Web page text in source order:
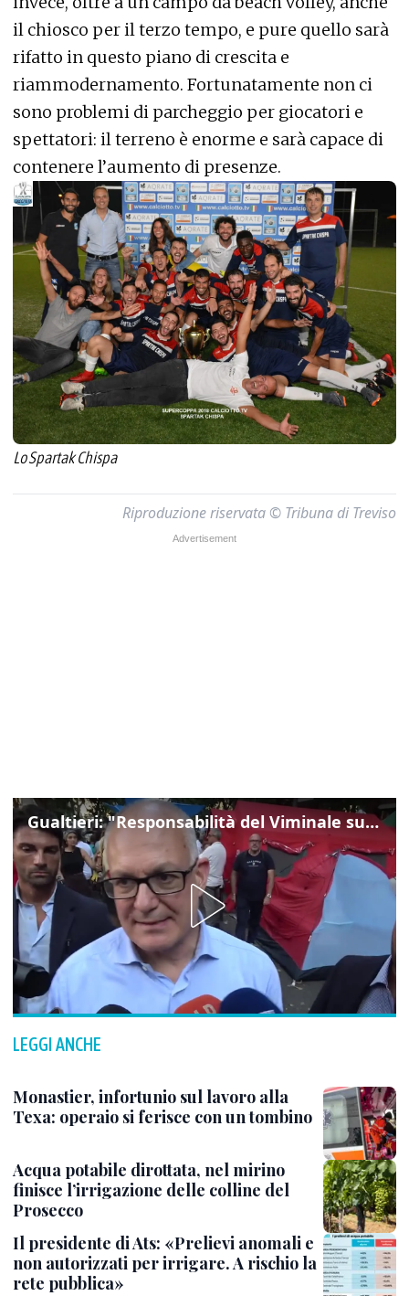
il chiosco per il terzo tempo, e pure quello sarà
rifatto in questo piano di crescita e
riammodernamento. Fortunatamente non ci
sono problemi di parcheggio per giocatori e
spettatori: il terreno è enorme e sarà capace di
contenere l’aumento di presenze.
Lo Spartak Chispa
Riproduzione riservata © Tribuna di Treviso
Gualtieri: "Responsabilità del Viminale su Spin Time? La posizione dei partiti è nota"
LEGGI ANCHE
Monastier, infortunio sul lavoro alla
Texa: operaio si ferisce con un tombino
Acqua potabile dirottata, nel mirino
finisce l’irrigazione delle colline del
Prosecco
Il presidente di Ats: «Prelievi anomali e
non autorizzati per irrigare. A rischio la
rete pubblica»